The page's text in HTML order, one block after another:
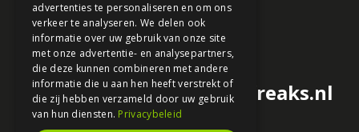
redactie@motorfreaks.nl
advertenties te personaliseren en om ons
verkeer te analyseren. We delen ook
informatie over uw gebruik van onze site
met onze advertentie- en analysepartners,
die deze kunnen combineren met andere
informatie die u aan hen heeft verstrekt of
die zij hebben verzameld door uw gebruik
van hun diensten. Privacybeleid